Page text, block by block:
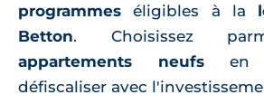
programmes éligibles à la
Betton. Choisissez
appartements neufsen
défiscaliser avec